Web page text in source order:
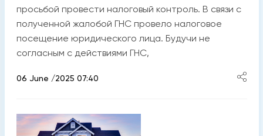
просьбой провести налоговый контроль. В связи с
полученной жалобой ГНС провело налоговое
посещение юридического лица. Будучи не
согласным с действиями ГНС,
06 June /2025 07:40